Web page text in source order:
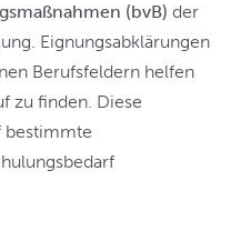
(bvB) der
Eignungsabklärungen
Berufsfeldern helfen
zu finden. Diese
bestimmte